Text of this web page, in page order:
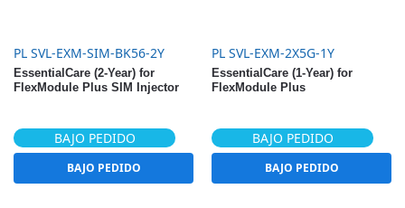
PL SVL-EXM-SIM-BK56-2Y
EssentialCare (2-Year) for
FlexModule Plus SIM Injector
BAJO PEDIDO
BAJO PEDIDO
PL SVL-EXM-2X5G-1Y
EssentialCare (1-Year) for
FlexModule Plus
BAJO PEDIDO
BAJO PEDIDO